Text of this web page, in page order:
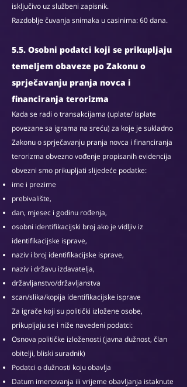
isključivo uz službeni zapisnik.
Razdoblje čuvanja snimaka u casinima: 60 dana.
5.5. Osobni podatci koji se prikupljaju
temeljem obaveze po Zakonu o
sprječavanju pranja novca i
financiranja terorizma
Kada se radi o transakcijama (uplate/ isplate
povezane sa igrama na sreću) za koje je sukladno
Zakonu o sprječavanju pranja novca i financiranja
terorizma obvezno vođenje propisanih evidencija
obvezni smo prikupljati slijedeće podatke:
ime i prezime
prebivalište,
dan, mjesec i godinu rođenja,
osobni identifikacijski broj ako je vidljiv iz
identifikacijske isprave,
naziv i broj identifikacijske isprave,
naziv i državu izdavatelja,
državljanstvo/državljanstva
scan/slika/kopija identifikacijske isprave
Za igrače koji su politički izložene osobe,
prikupljaju se i niže navedeni podatci:
Osnova političke izloženosti (javna dužnost, član
obitelji, bliski suradnik)
Podatci o dužnosti koju obavlja
Datum imenovanja ili vrijeme obavljanja istaknute